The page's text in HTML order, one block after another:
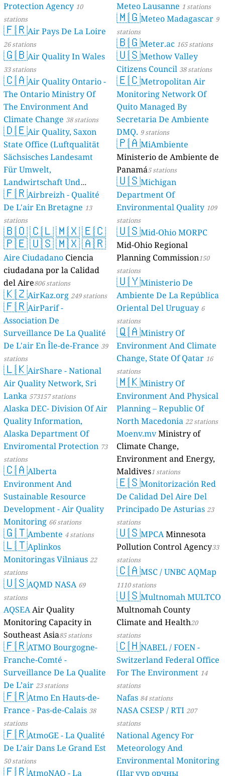
Protection Agency 10
stations
🇫🇷Air Pays De La Loire
26 stations
🇬🇧Air Quality In Wales
33 stations
🇨🇦Air Quality Ontario -
The Ontario Ministry Of
The Environment And
Climate Change 38 stations
🇩🇪Air Quality, Saxon
State Office (Luftqualität
Sächsisches Landesamt
Für Umwelt,
Landwirtschaft Und
Geologie) 50 stations
🇫🇷Airbreizh - Qualité
De L'air En Bretagne 13
stations
🇧🇴🇨🇱🇲🇽🇪🇨
🇵🇪🇺🇸🇲🇽🇦🇷
Aire Ciudadano Ciencia
ciudadana por la Calidad
del Aire806 stations
🇰🇿AirKaz.org 249 stations
🇫🇷AirParif -
Association De
Surveillance De La Qualité
De L'air En Île-de-France 39
stations
🇱🇰AirShare - National
Air Quality Network, Sri
Lanka 573157 stations
Alaska DEC- Division Of Air
Quality Information,
Alaska Department Of
Enviromental Protection 73
stations
🇨🇦Alberta
Environment And
Sustainable Resource
Development - Air Quality
Monitoring 66 stations
🇬🇹Ambente 4 stations
🇱🇹Aplinkos
Monitoringas Vilniaus 22
stations
🇺🇸AQMD NASA 69
stations
AQSEAAir Quality
Monitoring Capacity in
Southeast Asia85 stations
🇫🇷ATMO Bourgogne-
Franche-Comté -
Surveillance De La Qualite
De L’air 23 stations
🇫🇷Atmo En Hauts-de-
France - Pas-de-Calais 38
stations
🇫🇷AtmoGE - La Qualité
De L’air Dans Le Grand Est
50 stations
🇫🇷AtmoNAQ - La
Meteo Lausanne 1 stations
🇲🇬Meteo Madagascar 9
stations
🇧🇬Meter.ac 165 stations
🇺🇸Methow Valley
Citizens Council 38 stations
🇪🇨Metropolitan Air
Monitoring Network Of
Quito Managed By
Secretaria De Ambiente
DMQ. 9 stations
🇵🇦MiAmbiente
Ministerio de Ambiente de
Panamá5 stations
🇺🇸Michigan
Department Of
Environmental Quality 109
stations
🇺🇸Mid-Ohio MORPC
Mid-Ohio Regional
Planning Commission150
stations
🇺🇾Ministerio De
Ambiente De La República
Oriental Del Uruguay 6
stations
🇶🇦Ministry Of
Environment And Climate
Change, State Of Qatar 16
stations
🇲🇰Ministry Of
Environment And Physical
Planning – Republic Of
North Macedonia 22 stations
Moenv.mvMinistry of
Climate Change,
Environment and Energy,
Maldives1 stations
🇪🇸Monitorización Red
De Calidad Del Aire Del
Principado De Asturias 23
stations
🇺🇸MPCAMinnesota
Pollution Control Agency33
stations
🇨🇦MSC / UNBC AQMap
1110 stations
🇺🇸Multnomah MULTCO
Multnomah County
Climate and Health20
stations
🇨🇭NABEL / FOEN -
Switzerland Federal Office
For The Environment 14
stations
Nafas 84 stations
NASA CSESP / RTI 207
stations
National Agency For
Meteorology And
Environmental Monitoring
(Цаг уур орчны